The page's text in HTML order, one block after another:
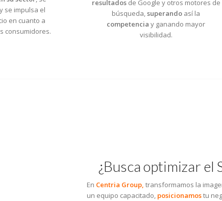
y se impulsa el
en cuanto a
consumidores.
resultadosde Google y otros motores de
búsqueda, superando así la
competencia y ganando mayor
visibilidad.
¿Busca optimizar el
En Centria Group, transformamos la
un equipo capacitado, posicionamostu